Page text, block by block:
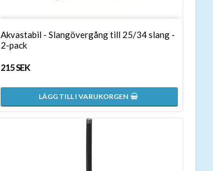
Akvastabil - Slangövergång till 25/34 slang -
2-pack
215 SEK
LÄGG TILL I VARUKORGEN